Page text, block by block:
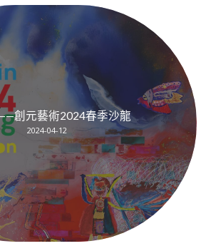
創元藝術2024春季沙龍
2024-04-12